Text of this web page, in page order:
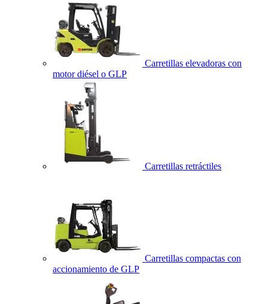
Carretillas elevadoras con
motor diésel o GLP
Carretillas retráctiles
Carretillas compactas con
accionamiento de GLP